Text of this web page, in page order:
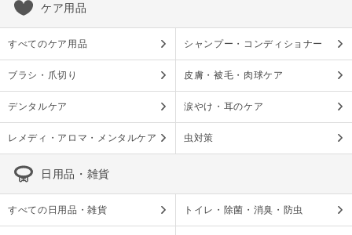
ケア用品
すべてのケア用品 シャンプー・コンディショナー
ブラシ・爪切り 皮膚・被毛・肉球ケア
デンタルケア 涙やけ・耳のケア
レメディ・アロマ・メンタルケア 虫対策
日用品・雑貨
すべての日用品・雑貨 トイレ・除菌・消臭・防虫